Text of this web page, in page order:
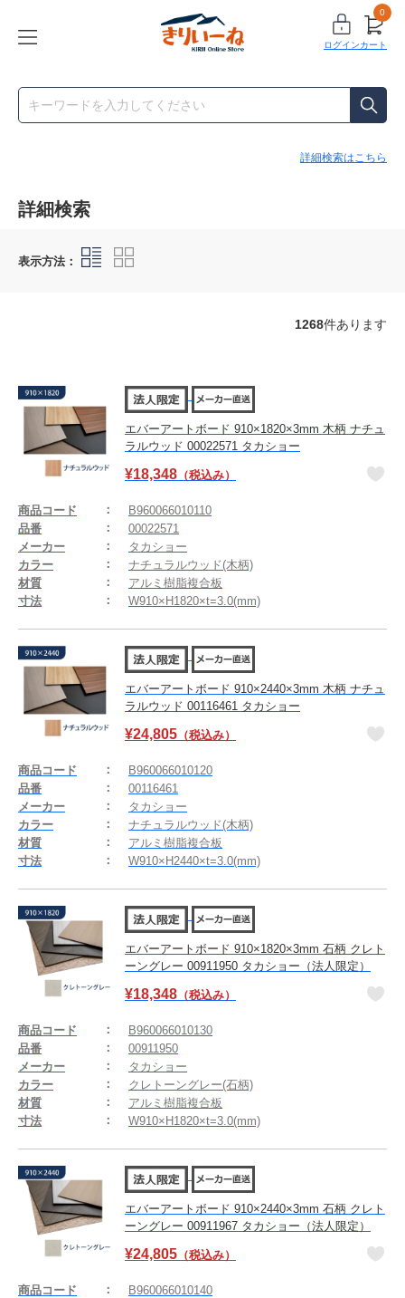
ログイン
0
カート
詳細検索はこちら
詳細検索
表示方法：
1268件あります
エバーアートボード 910×1820×3mm 木柄 ナチュ
ラルウッド 00022571 タカショー
¥18,348 （税込み）
商品コード
B960066010110
品番
00022571
メーカー
タカショー
カラー
ナチュラルウッド(木柄)
材質
アルミ樹脂複合板
寸法
W910×H1820×t=3.0(mm)
エバーアートボード 910×2440×3mm 木柄 ナチュ
ラルウッド 00116461 タカショー
¥24,805 （税込み）
商品コード
B960066010120
品番
00116461
メーカー
タカショー
カラー
ナチュラルウッド(木柄)
材質
アルミ樹脂複合板
寸法
W910×H2440×t=3.0(mm)
エバーアートボード 910×1820×3mm 石柄 クレト
ーングレー 00911950 タカショー（法人限定）
¥18,348 （税込み）
商品コード
B960066010130
品番
00911950
メーカー
タカショー
カラー
クレトーングレー(石柄)
材質
アルミ樹脂複合板
寸法
W910×H1820×t=3.0(mm)
エバーアートボード 910×2440×3mm 石柄 クレト
ーングレー 00911967 タカショー（法人限定）
¥24,805 （税込み）
商品コード
B960066010140